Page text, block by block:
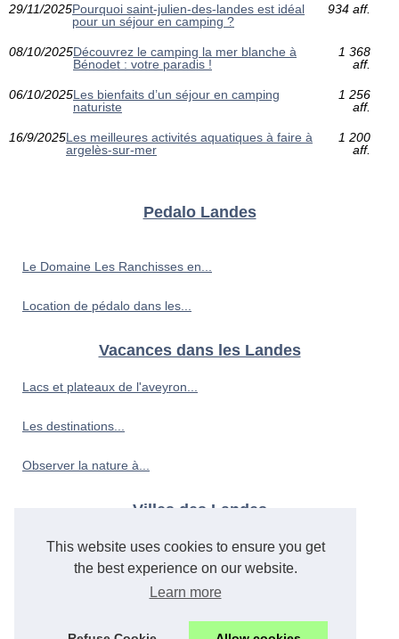
This website uses cookies to ensure you get
the best experience on our website.
Learn more
29/11/2025Pourquoi saint-julien-des-landes est idéal
pour un séjour en camping ?
934 aff.
08/10/2025Découvrez le camping la mer blanche à
Bénodet : votre paradis !
1 368
aff.
06/10/2025Les bienfaits d’un séjour en camping
naturiste
1 256
aff.
16/9/2025Les meilleures activités aquatiques à faire à
argelès-sur-mer
1 200
aff.
Pedalo Landes
Le Domaine Les Ranchisses en...
Location de pédalo dans les...
Vacances dans les Landes
Lacs et plateaux de l'aveyron...
Les destinations...
Observer la nature à...
Villes des Landes
Découvrir la culture...
Découvrir la côte bretonne...